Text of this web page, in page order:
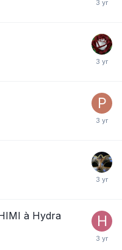
à Hydra